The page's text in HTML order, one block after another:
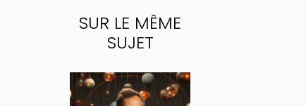
SUR LE MÊME
SUJET